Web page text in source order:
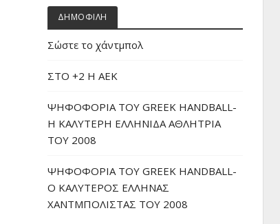
ΔΗΜΟΦΙΛΗ
Σώστε το χάντμπολ
ΣΤΟ +2 Η ΑΕΚ
ΨΗΦΟΦΟΡΙΑ ΤΟΥ GREEK HANDBALL-
H ΚΑΛΥΤΕΡΗ ΕΛΛΗΝΙΔΑ ΑΘΛΗΤΡΙΑ
ΤΟΥ 2008
ΨΗΦΟΦΟΡΙΑ ΤΟΥ GREEK HANDBALL-
O ΚΑΛΥΤΕΡΟΣ ΕΛΛΗΝΑΣ
ΧΑΝΤΜΠΟΛΙΣΤΑΣ ΤΟΥ 2008